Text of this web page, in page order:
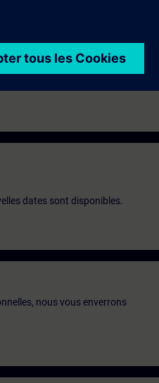
limited to controllers? Then take a
dates sont disponibles.
nous vous enverrons